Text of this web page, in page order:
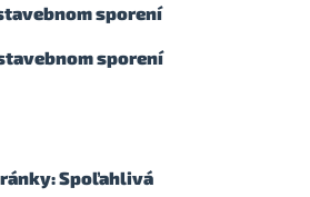
sporení
sporení
Spoľahlivá